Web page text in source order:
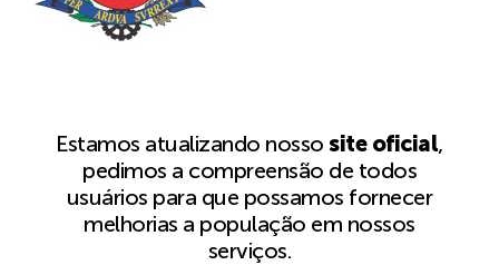
Estamos atualizando nossosite oficial,
pedimos a compreensão de todos
usuários para que possamos fornecer
melhorias a população em nossos
serviços.